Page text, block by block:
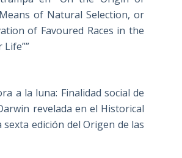
of Natural Selection, or
of Favoured Races in the
a la luna: Finalidad social de
revelada en el Historical
sexta edición del Origen de las